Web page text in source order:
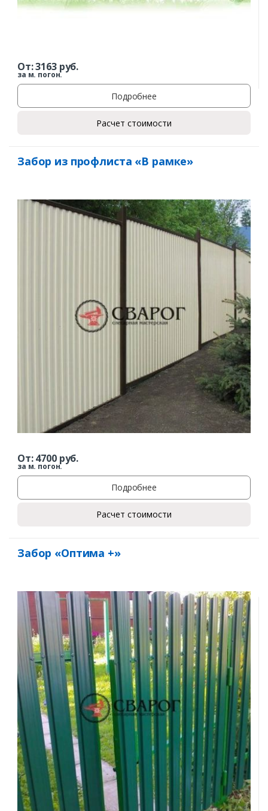
От:3163руб.
за м. погон.
Подробнее
Расчет стоимости
Забор из профлиста «В рамке»
От:4700руб.
за м. погон.
Подробнее
Расчет стоимости
Забор «Оптима +»